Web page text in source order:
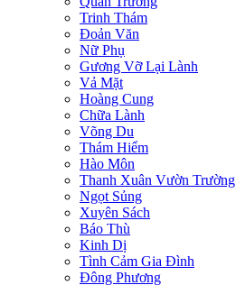
Trinh Thám
Đoản Văn
Nữ Phụ
Gương Vỡ Lại Lành
Vả Mặt
Hoàng Cung
Chữa Lành
Võng Du
Thám Hiểm
Hào Môn
Thanh Xuân Vườn Trường
Ngọt Sủng
Xuyên Sách
Báo Thù
Kinh Dị
Tình Cảm Gia Đình
Đông Phương